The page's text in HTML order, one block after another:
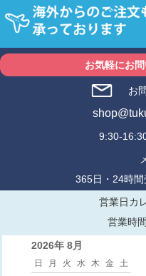
お気軽にお
お
9:30-
365日・24時間
営業日カ
営業時
2026年 8月
日 月 火 水 木 金 土